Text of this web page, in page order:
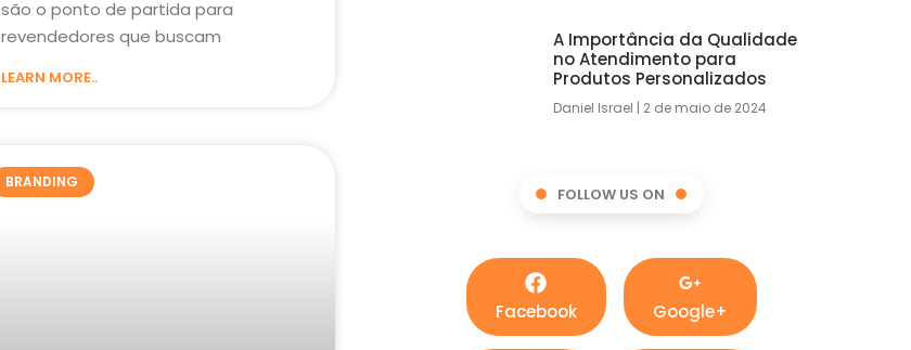
são o ponto de partida para
revendedores que buscam
LEARN MORE..
BRANDING
A Importância da Qualidade
no Atendimento para
Produtos Personalizados
Daniel Israel 2 de maio de 2024
FOLLOW US ON
Facebook Google+